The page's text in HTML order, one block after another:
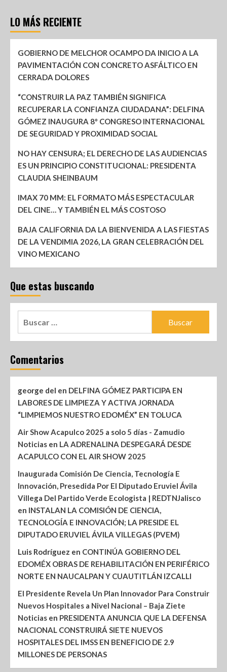
LO MÁS RECIENTE
GOBIERNO DE MELCHOR OCAMPO DA INICIO A LA
PAVIMENTACIÓN CON CONCRETO ASFÁLTICO EN
CERRADA DOLORES
“CONSTRUIR LA PAZ TAMBIÉN SIGNIFICA
RECUPERAR LA CONFIANZA CIUDADANA”: DELFINA
GÓMEZ INAUGURA 8º CONGRESO INTERNACIONAL
DE SEGURIDAD Y PROXIMIDAD SOCIAL
NO HAY CENSURA; EL DERECHO DE LAS AUDIENCIAS
ES UN PRINCIPIO CONSTITUCIONAL: PRESIDENTA
CLAUDIA SHEINBAUM
IMAX 70 MM: EL FORMATO MÁS ESPECTACULAR
DEL CINE… Y TAMBIÉN EL MÁS COSTOSO
BAJA CALIFORNIA DA LA BIENVENIDA A LAS FIESTAS
DE LA VENDIMIA 2026, LA GRAN CELEBRACIÓN DEL
VINO MEXICANO
Que estas buscando
Comentarios
george del en DELFINA GÓMEZ PARTICIPA EN
LABORES DE LIMPIEZA Y ACTIVA JORNADA
“LIMPIEMOS NUESTRO EDOMÉX” EN TOLUCA
Air Show Acapulco 2025 a solo 5 días - Zamudio
Noticias en LA ADRENALINA DESPEGARÁ DESDE
ACAPULCO CON EL AIR SHOW 2025
Inaugurada Comisión De Ciencia, Tecnología E
Innovación, Presedida Por El Diputado Eruviel Ávila
Villega Del Partido Verde Ecologista | REDTNJalisco
en INSTALAN LA COMISIÓN DE CIENCIA,
TECNOLOGÍA E INNOVACIÓN; LA PRESIDE EL
DIPUTADO ERUVIEL ÁVILA VILLEGAS (PVEM)
Luis Rodríguez en CONTINÚA GOBIERNO DEL
EDOMÉX OBRAS DE REHABILITACIÓN EN PERIFÉRICO
NORTE EN NAUCALPAN Y CUAUTITLÁN IZCALLI
El Presidente Revela Un Plan Innovador Para Construir
Nuevos Hospitales a Nivel Nacional – Baja Ziete
Noticias en PRESIDENTA ANUNCIA QUE LA DEFENSA
NACIONAL CONSTRUIRÁ SIETE NUEVOS
HOSPITALES DEL IMSS EN BENEFICIO DE 2.9
MILLONES DE PERSONAS